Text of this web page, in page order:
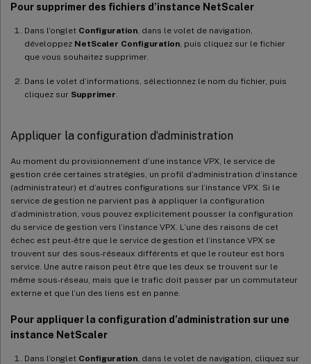
Pour supprimer des fichiers d’instance NetScaler
Dans l’onglet Configuration , dans le volet de navigation,
développez NetScaler Configuration , puis cliquez sur le fichier
que vous souhaitez supprimer.
Dans le volet d’informations, sélectionnez le nom du fichier, puis
cliquez sur Supprimer
Appliquer la configuration d’administration
Au moment du provisionnement d’une instance VPX, le service de
gestion crée certaines stratégies, un profil d’administration d’instance
(administrateur) et d’autres configurations sur l’instance VPX. Si le
service de gestion ne parvient pas à appliquer la configuration
d’administration, vous pouvez explicitement pousser la configuration
du service de gestion vers l’instance VPX. L’une des raisons de cet
échec est peut-être que le service de gestion et l’instance VPX se
trouvent sur des sous-réseaux différents et que le routeur est hors
service. Une autre raison peut être que les deux se trouvent sur le
même sous-réseau, mais que le trafic doit passer par un commutateur
externe et que l’un des liens est en panne.
Pour appliquer la configuration d’administration sur une
instance NetScaler
Dans l’onglet Configuration , dans le volet de navigation, cliquez sur